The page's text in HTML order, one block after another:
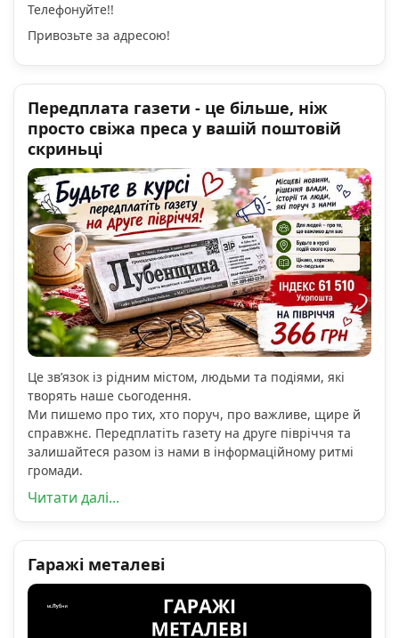
Телефонуйте!!
Привозьте за адресою!
Передплата газети - це більше, ніж
просто свіжа преса у вашій поштовій
скриньці
Це зв’язок із рідним містом, людьми та подіями, які
творять наше сьогодення.
Ми пишемо про тих, хто поруч, про важливе, щире й
справжнє. Передплатіть газету на друге півріччя та
залишайтеся разом із нами в інформаційному ритмі
громади.
Читати далі...
Гаражі металеві